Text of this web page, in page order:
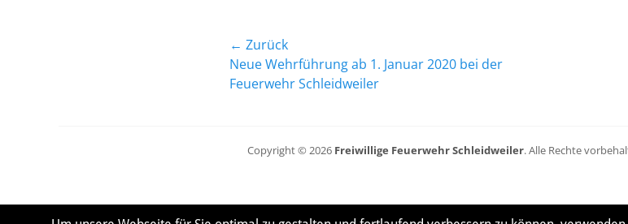
Beitragsnavigation
← Zurück
Vorheriger
Beitrag:
Neue Wehrführung ab 1. Januar 2020 bei der
Feuerwehr Schleidweiler
Copyright © 2026 Freiwillige Feuerwehr Schleidweiler. Alle Rechte